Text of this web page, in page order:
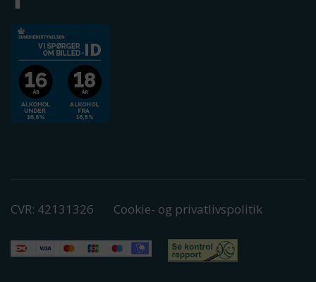
CVR: 42131326 Cookie- og privatlivspolitik